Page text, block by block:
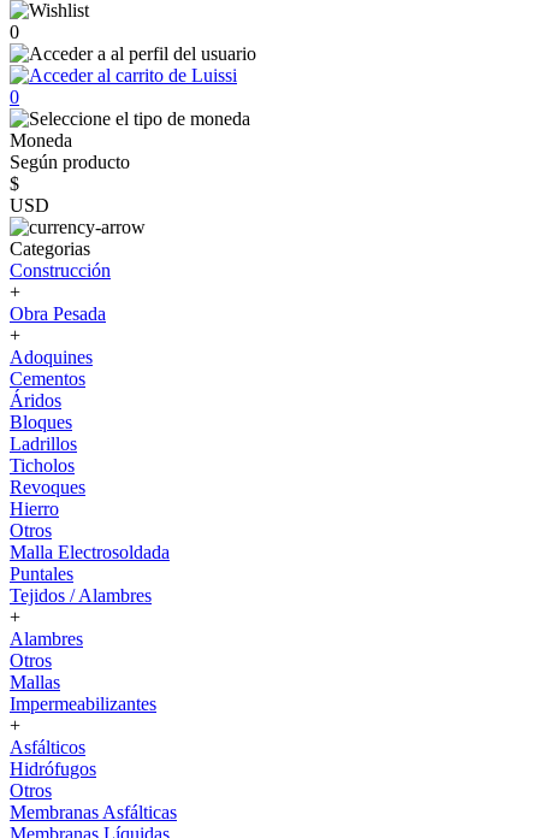
0
0
Moneda
Según producto
$
USD
Categorias
Construcción
+
Obra Pesada
+
Adoquines
Cementos
Áridos
Bloques
Ladrillos
Ticholos
Revoques
Hierro
Otros
Malla Electrosoldada
Puntales
Tejidos / Alambres
+
Alambres
Otros
Mallas
Impermeabilizantes
+
Asfálticos
Hidrófugos
Otros
Membranas Asfálticas
Membranas Líquidas